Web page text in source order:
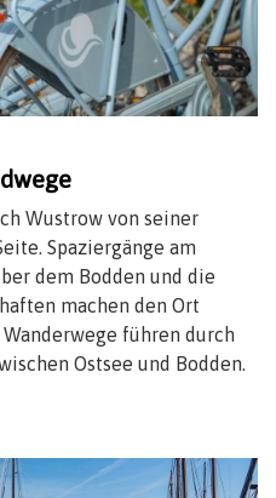
Wustrow von seiner
Spaziergänge am
dem Bodden und die
machen den Ort
führen durch
Ostsee und Bodden.